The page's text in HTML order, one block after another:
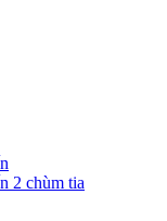
2 chùm tia